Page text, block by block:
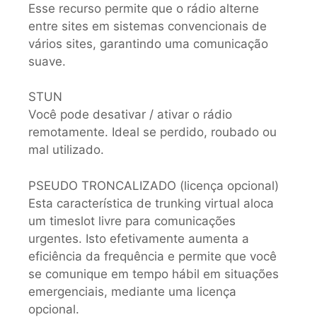
Esse recurso permite que o rádio alterne
entre sites em sistemas convencionais de
vários sites, garantindo uma comunicação
suave.
STUN
Você pode desativar / ativar o rádio
remotamente. Ideal se perdido, roubado ou
mal utilizado.
PSEUDO TRONCALIZADO (licença opcional)
Esta característica de trunking virtual aloca
um timeslot livre para comunicações
urgentes. Isto efetivamente aumenta a
eficiência da frequência e permite que você
se comunique em tempo hábil em situações
emergenciais, mediante uma licença
opcional.